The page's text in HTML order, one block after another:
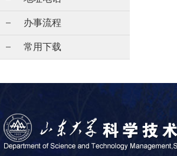
办事流程
常用下载